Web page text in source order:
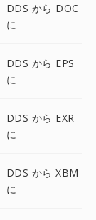
DDS から DOC
に
DDS から EPS
に
DDS から EXR
に
DDS から XBM
に